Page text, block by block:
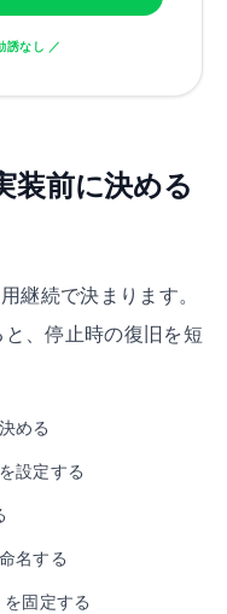
誘なし ／
装前に決める
継続で決まります。
と、停止時の復旧を短
める
設定する
名する
固定する